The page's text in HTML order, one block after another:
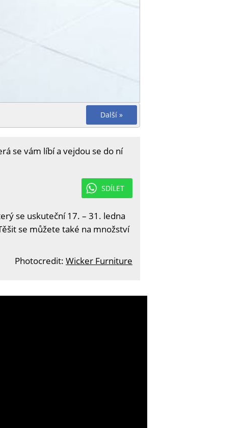
Další »
se vám líbí a vejdou se do ní
SDÍLET
se uskuteční 17. – 31. ledna
se můžete také na množství
Photocredit: Wicker Furniture